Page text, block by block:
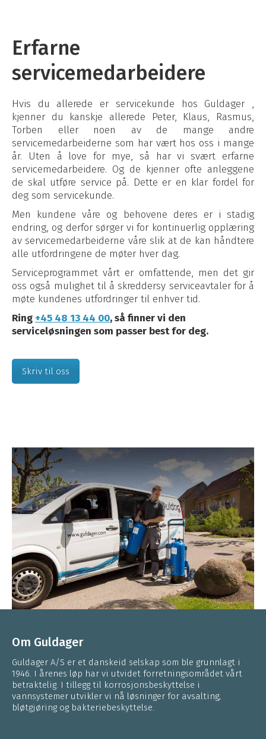
Erfarne
servicemedarbeidere
Hvis du allerede er servicekunde hos Guldager ,
kjenner du kanskje allerede Peter, Klaus, Rasmus,
Torben eller noen av de mange andre
servicemedarbeiderne som har vært hos oss i mange
år. Uten å love for mye, så har vi svært erfarne
servicemedarbeidere. Og de kjenner ofte anleggene
de skal utføre service på. Dette er en klar fordel for
deg som servicekunde.
Men kundene våre og behovene deres er i stadig
endring, og derfor sørger vi for kontinuerlig opplæring
av servicemedarbeiderne våre slik at de kan håndtere
alle utfordringene de møter hver dag.
Serviceprogrammet vårt er omfattende, men det gir
oss også mulighet til å skreddersy serviceavtaler for å
møte kundenes utfordringer til enhver tid.
Ring +45 48 13 44 00, så finner vi den
serviceløsningen som passer best for deg.
Skriv til oss
Om Guldager
Guldager A/S er et danskeid selskap som ble grunnlagt i
1946. I årenes løp har vi utvidet forretningsområdet vårt
betraktelig. I tillegg til korrosjonsbeskyttelse i
vannsystemer utvikler vi nå løsninger for avsalting,
bløtgjøring og bakteriebeskyttelse.